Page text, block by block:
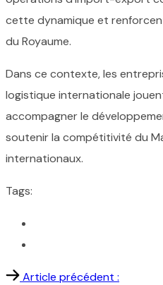
cette dynamique et
du Royaume.
Dans ce contexte, les
logistique internationale
accompagner le
soutenir la compétitivité du
internationaux.
Tags:
Article précédent :